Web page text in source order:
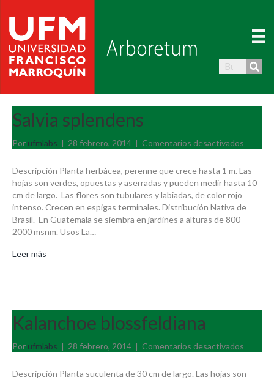
Salvia splendens
Por ufmlabs | 28 febrero, 2014 | Comentarios desactivados
Descripción Planta herbácea, perenne que crece hasta 1 m. Las
hojas son verdes, opuestas y aserradas y pueden medir hasta 10
cm de largo. Las flores son tubulares y labiadas, de color rojo
intenso. Crecen en espigas terminales. Distribución Nativa de
Brasil. En Guatemala se siembra en jardines a alturas de 800-
2000 msnm. Usos La…
Leer más
Kalanchoe blossfeldiana
Por ufmlabs | 28 febrero, 2014 | Comentarios desactivados
Descripción Planta suculenta de 30 cm de largo. Las hojas son